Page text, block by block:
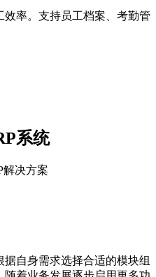
率。支持员工档案、考勤管
系统
解决方案
自身需求选择合适的模块组